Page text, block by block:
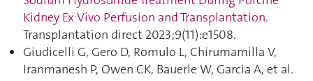
Kidney Ex Vivo Perfusion and Transplantation.
Transplantation direct 2023;9(11):e1508.
Giudicelli G, Gero D, Romulo L, Chirumamilla V,
Iranmanesh P, Owen CK, Bauerle W, Garcia A, et al.